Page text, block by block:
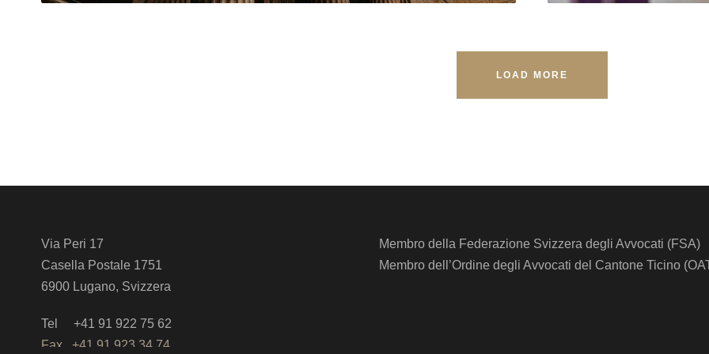
LOAD MORE
Via Peri 17
Casella Postale 1751
6900 Lugano, Svizzera
Tel +41 91 922 75 62
Fax +41 91 923 34 74
Membro della Federazione Svizzera degli Avvocati (FSA)
Membro dell’Ordine degli Avvocati del Cantone Ticino